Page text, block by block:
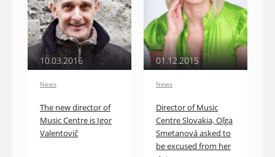
10.03.2016
News
The new director of
Music Centre is Igor
Valentovič
01.12.2015
News
Director of Music
Centre Slovakia, Oľga
Smetanová asked to
be excused from her